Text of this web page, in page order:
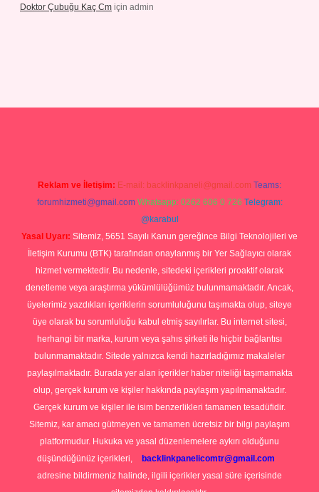
Doktor Çubuğu Kaç Cm için admin
Reklam ve İletişim: E-mail: backlinkpaneli@gmail.com Teams:
forumhizmeti@gmail.com Whatsapp: 0262 606 0 726 Telegram:
@karabul
Yasal Uyarı: Sitemiz, 5651 Sayılı Kanun gereğince Bilgi Teknolojileri ve
İletişim Kurumu (BTK) tarafından onaylanmış bir Yer Sağlayıcı olarak
hizmet vermektedir. Bu nedenle, sitedeki içerikleri proaktif olarak
denetleme veya araştırma yükümlülüğümüz bulunmamaktadır. Ancak,
üyelerimiz yazdıkları içeriklerin sorumluluğunu taşımakta olup, siteye
üye olarak bu sorumluluğu kabul etmiş sayılırlar. Bu internet sitesi,
herhangi bir marka, kurum veya şahıs şirketi ile hiçbir bağlantısı
bulunmamaktadır. Sitede yalnızca kendi hazırladığımız makaleler
paylaşılmaktadır. Burada yer alan içerikler haber niteliği taşımamakta
olup, gerçek kurum ve kişiler hakkında paylaşım yapılmamaktadır.
Gerçek kurum ve kişiler ile isim benzerlikleri tamamen tesadüfidir.
Sitemiz, kar amacı gütmeyen ve tamamen ücretsiz bir bilgi paylaşım
platformudur. Hukuka ve yasal düzenlemelere aykırı olduğunu
düşündüğünüz içerikleri,
backlinkpanelicomtr@gmail.com
adresine bildirmeniz halinde, ilgili içerikler yasal süre içerisinde